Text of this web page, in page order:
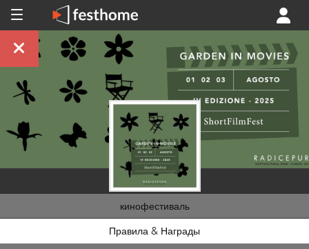
кинофестиваль
Правила & Награды